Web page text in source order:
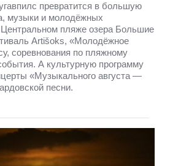
превратится в большую
музыки и молодёжных
Центральном пляже озера Большие
Artišoks, «Молодёжное
соревнования по пляжному
А культурную программу
«Музыкального августа —
песни.